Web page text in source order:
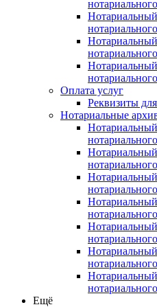
Оплата услуг
Реквизиты
Нотариальные
Ещё